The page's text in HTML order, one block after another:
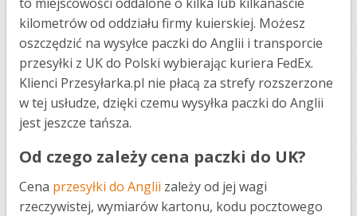
kilometrów od oddziału firmy kuierskiej. Możesz
oszczędzić na wysyłce paczki do Anglii i transporcie
przesyłki z UK do Polski wybierając kuriera FedEx.
Klienci Przesyłarka.pl nie płacą za strefy rozszerzone
w tej usłudze, dzięki czemu wysyłka paczki do Anglii
jest jeszcze tańsza.
Od czego zależy cena paczki do UK?
Cena przesyłki do Anglii zależy od jej wagi
rzeczywistej, wymiarów kartonu, kodu pocztowego